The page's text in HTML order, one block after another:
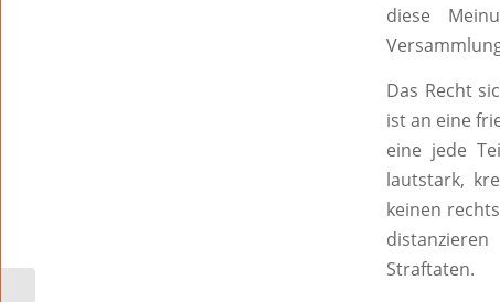
diese
Das Recht
ist an eine
eine jede
lautstark,
keinen
Straftaten.